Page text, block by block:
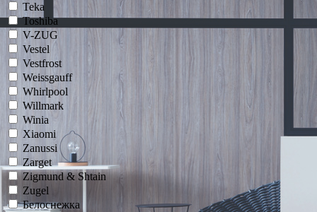
Teka
Toshiba
V-ZUG
Vestel
Vestfrost
Weissgauff
Whirlpool
Willmark
Winia
Xiaomi
Zanussi
Zarget
Zigmund & Shtain
Zugel
Белоснежка